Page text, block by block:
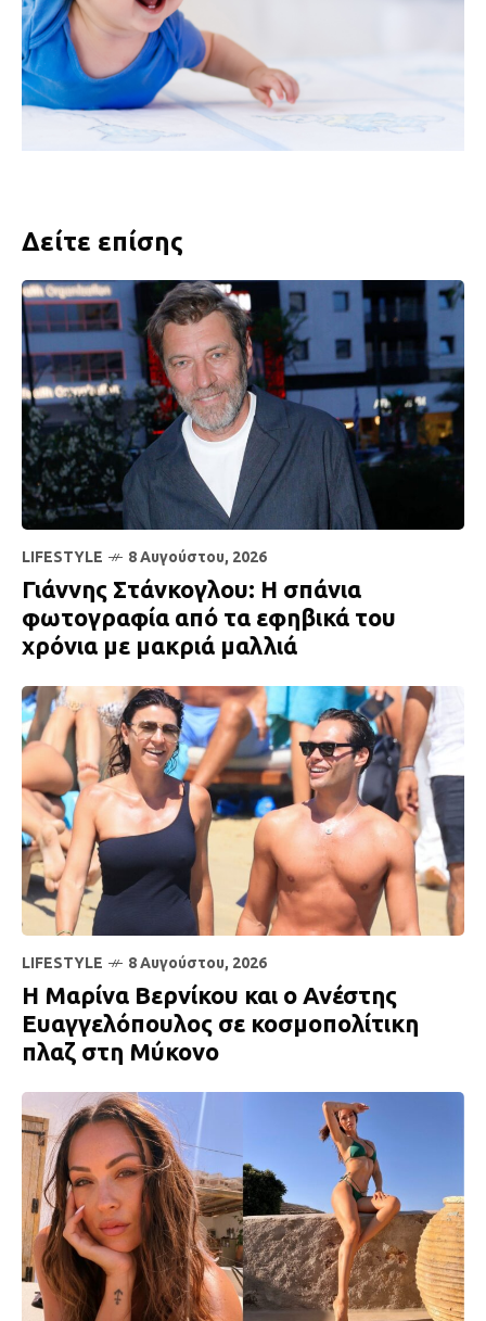
Δείτε επίσης
LIFESTYLE 8 Αυγούστου, 2026
Γιάννης Στάνκογλου: Η σπάνια
φωτογραφία από τα εφηβικά του
χρόνια με μακριά μαλλιά
LIFESTYLE 8 Αυγούστου, 2026
H Μαρίνα Βερνίκου και ο Ανέστης
Ευαγγελόπουλος σε κοσμοπολίτικη
πλαζ στη Μύκονο